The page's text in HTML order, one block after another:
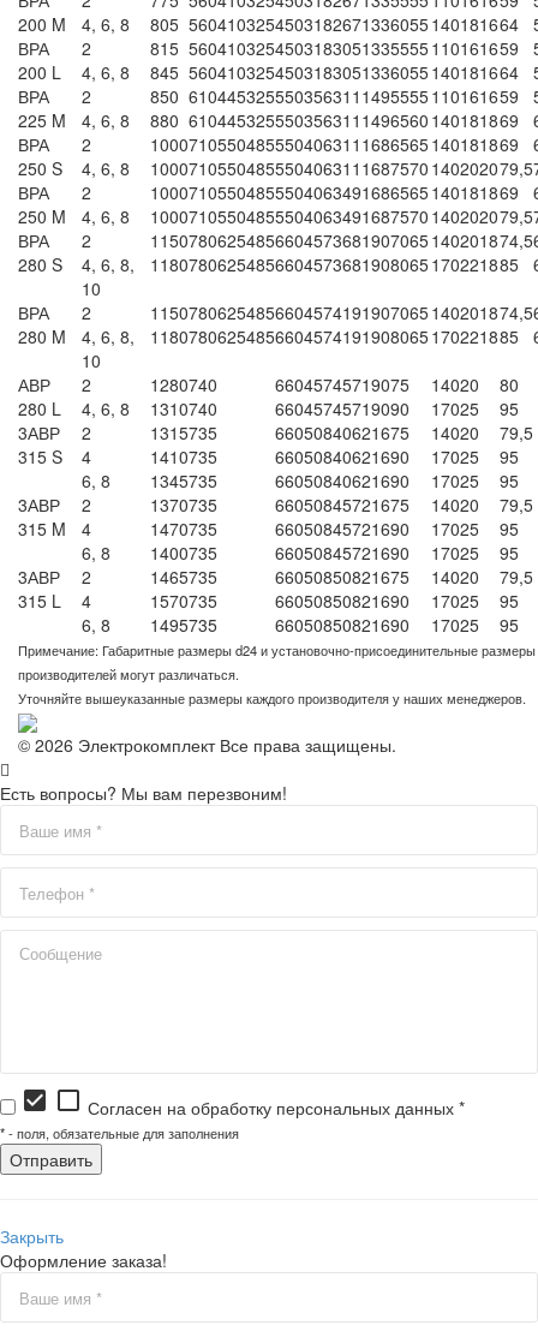
200 M
4, 6, 8
805 5604103254503182671336055140181664
ВРА
200 L
2 815 5604103254503183051335555110161659
4, 6, 8
845 5604103254503183051336055140181664
ВРА
225 M
2 850 610445325550356311 1495555110161659
4, 6, 8
880 610445325550356311 1496560 140181869
ВРА
250 S
2 1000710550485550406311 1686565140181869
4, 6, 8
1000710550485550406311 1687570 140202079,5
ВРА
250 M
2 10007105504855504063491686565140181869
4, 6, 8
10007105504855504063491687570 140202079,5
ВРА
280 S
2 11507806254856604573681907065140201874,5
4, 6, 8,
10
11807806254856604573681908065170221885
ВРА
280 M
2 11507806254856604574191907065140201874,5
4, 6, 8,
10
11807806254856604574191908065170221885
АВР
280 L
2 1280740 66045745719075 14020
80
4, 6, 8
1310740 66045745719090 17025
95
3АВР
315 S
2 1315735 66050840621675 14020
79,5
4
1410735 66050840621690 17025
95
6, 8
1345735 66050840621690 17025
95
3АВР
315 M
2 1370735 66050845721675 14020
79,5
4
1470735 66050845721690 17025
95
6, 8
1400735 66050845721690 17025
95
3АВР
315 L
2 1465735 66050850821675 14020
79,5
4
1570735 66050850821690 17025
95
6, 8
1495735 66050850821690 17025 95
Примечание: Габаритные размеры d24 и установочно-присоединительные
производителей могут различаться.
Уточняйте вышеуказанные размеры каждого производителя у наших менеджеров.
© 2026 Электрокомплект Все права защищены.
Есть вопросы? Мы вам перезвоним!
check_box check_box_outline_blank Согласен на обработку персональных данных *
*- поля, обязательные для заполнения
Закрыть
Оформление заказа!